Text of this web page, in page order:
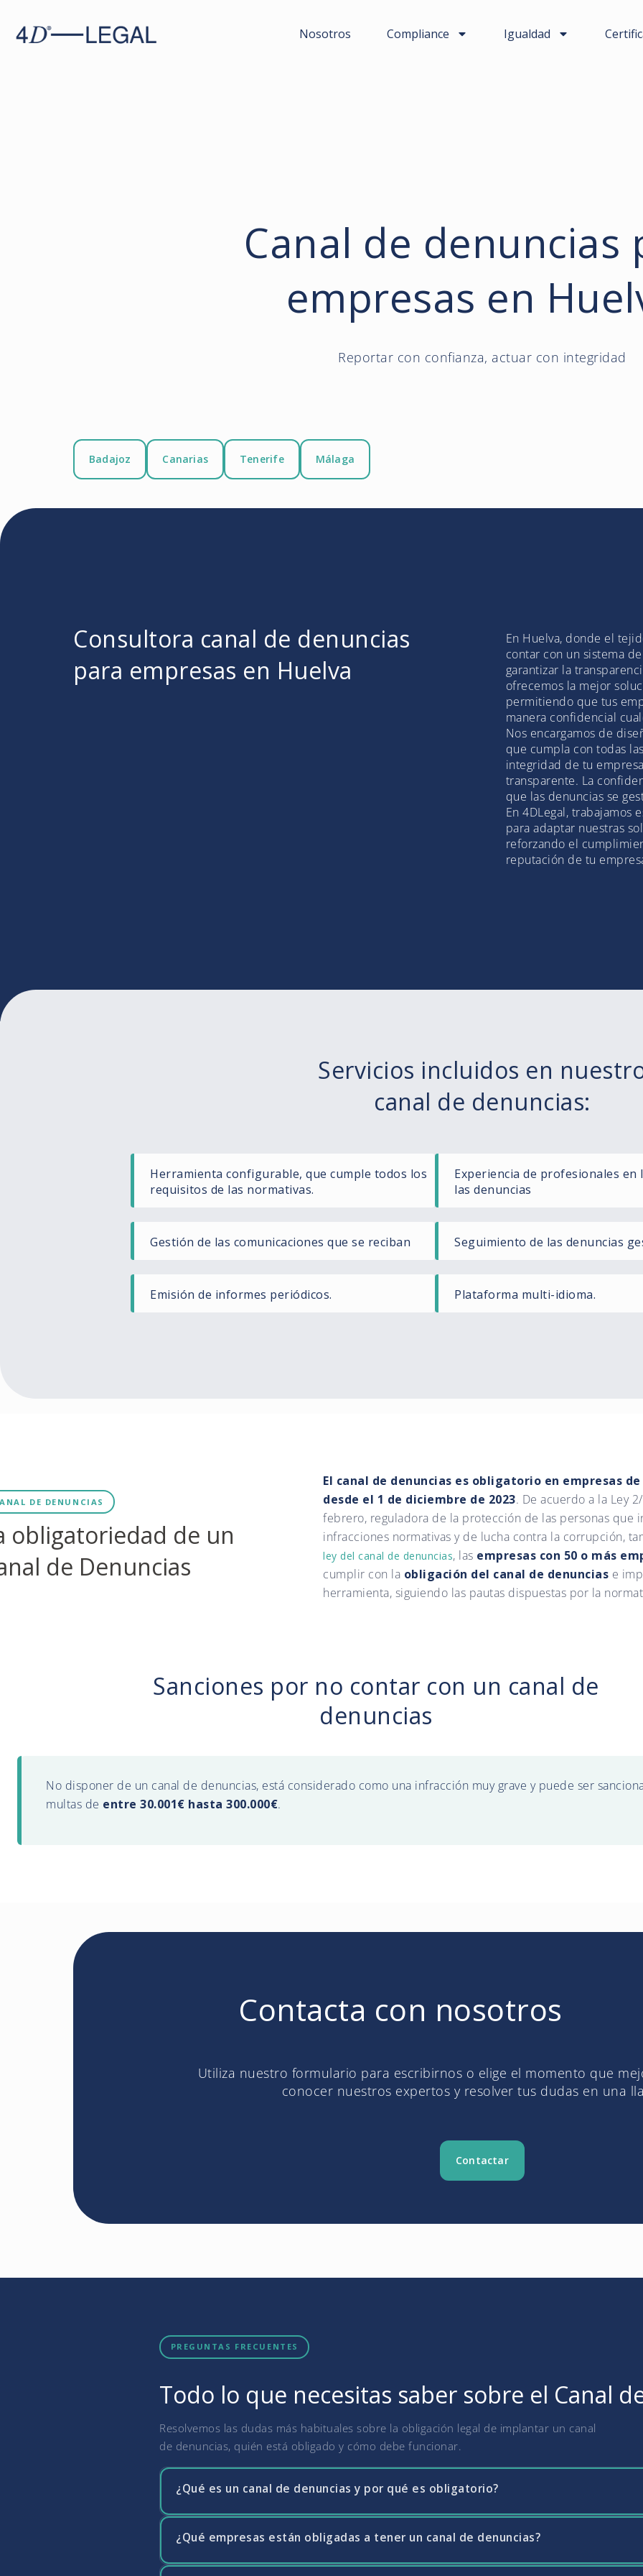
Nosotros Compliance Igualdad
Canal de denuncias
empresas en
Reportar con confianza, actuar con integridad
Badajoz Canarias Tenerife Málaga
Consultora canal de denuncias
para empresas en Huelva
En Huelva, donde el
contar con un sistema
garantizar la
ofrecemos la mejor
permitiendo que tus
manera confidencial
Nos encargamos de
que cumpla con todas
integridad de tu
transparente. La
que las denuncias se
En 4DLegal, trabajamos
para adaptar nuestras
reforzando el
reputación de tu
Servicios incluidos en
canal de denuncias:
Herramienta configurable, que cumple todos los
requisitos de las normativas.
Experiencia de profesionales en
las denuncias
Gestión de las comunicaciones que se reciban Seguimiento de las denuncias
Emisión de informes periódicos. Plataforma multi-idioma.
DE DENUNCIAS
obligatoriedad de un
de Denuncias
El canal de denuncias es obligatorio en empresas
desde el 1 de diciembre de 2023. De acuerdo a la Ley
febrero, reguladora de la protección de las personas que
infracciones normativas y de lucha contra la corrupción,
ley del canal de denuncias, las empresas con 50 o más
cumplir con la obligación del canal de denuncias e
herramienta, siguiendo las pautas dispuestas por la
Sanciones por no contar con un canal de
denuncias
No disponer de un canal de denuncias, está considerado como una infracción muy grave y puede ser
multas de entre 30.001€ hasta 300.000€.
Contacta con nosotros
Utiliza nuestro formulario para escribirnos o elige el momento que
conocer nuestros expertos y resolver tus dudas en una
Contactar
PREGUNTAS FRECUENTES
Todo lo que necesitas saber sobre el Canal
Resolvemos las dudas más habituales sobre la obligación legal de implantar un canal
de denuncias, quién está obligado y cómo debe funcionar.
¿Qué es un canal de denuncias y por qué es obligatorio?
El canal de denuncias es un sistema interno que permite a empleados, proveedores y otros
¿Qué empresas están obligadas a tener un canal de denuncias?